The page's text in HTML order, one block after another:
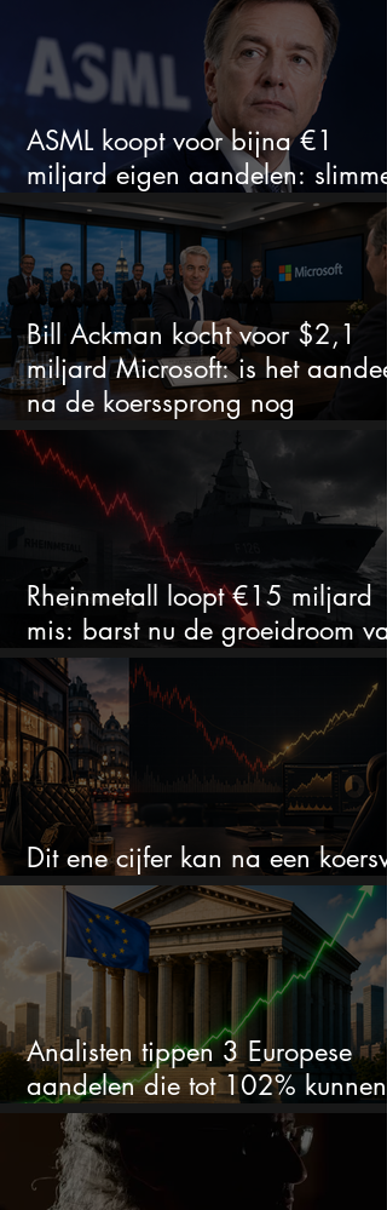
ASML koopt voor bijna €1
miljard eigen aandelen: slimme
zet of dure timing?
Bill Ackman kocht voor $2,1
miljard Microsoft: is het aandeel
na de koerssprong nog
aantrekkelijk?
Rheinmetall loopt €15 miljard
mis: barst nu de groeidroom van
het defensiebedrijf?
Dit ene cijfer kan na een
van 50% alles veranderen
Analisten tippen 3 Europese
aandelen die tot 102% kunnen
stijgen